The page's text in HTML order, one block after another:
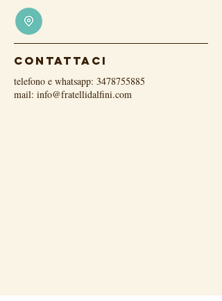
contattaci
telefono e whatsapp: 3478755885
mail: info@fratellidalfini.com